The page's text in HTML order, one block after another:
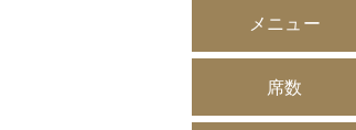
メニュー
席数